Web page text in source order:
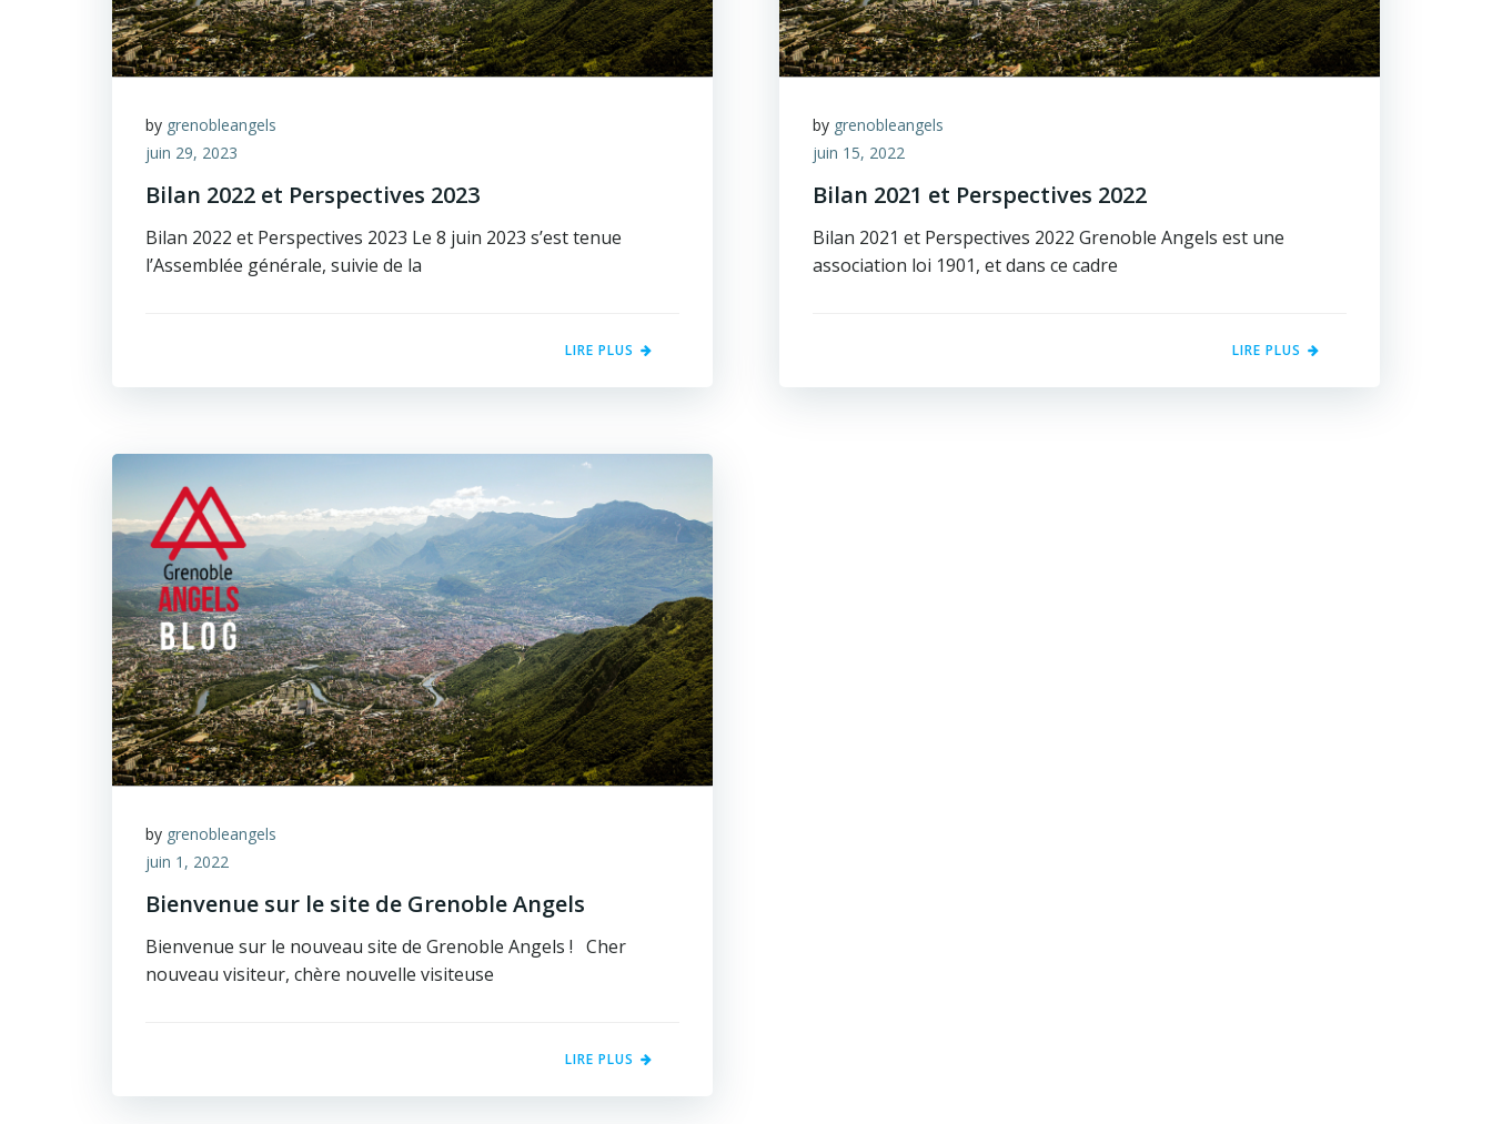
by grenobleangels
juin 29, 2023
Bilan 2022 et Perspectives 2023
Bilan 2022 et Perspectives 2023 Le 8 juin 2023 s’est tenue
l’Assemblée générale, suivie de la
LIRE PLUS
by grenobleangels
juin 15, 2022
Bilan 2021 et Perspectives 2022
Bilan 2021 et Perspectives 2022 Grenoble Angels est une
association loi 1901, et dans ce cadre
LIRE PLUS
by grenobleangels
juin 1, 2022
Bienvenue sur le site de Grenoble Angels
Bienvenue sur le nouveau site de Grenoble Angels ! Cher
nouveau visiteur, chère nouvelle visiteuse
LIRE PLUS